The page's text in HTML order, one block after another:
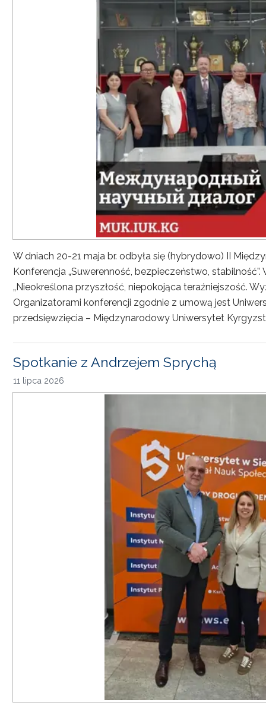
W dniach 20-21 maja br. odbyła się (hybrydowo) II
Konferencja „Suwerenność, bezpieczeństwo,
„Nieokreślona przyszłość, niepokojąca teraźniejszość.
Organizatorami konferencji zgodnie z umową jest
przedsięwzięcia – Międzynarodowy Uniwersytet
Spotkanie z Andrzejem Sprychą
11 lipca 2026